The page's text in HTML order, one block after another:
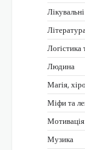
Логістика
Людина
Магія,
Міфи та
Музика